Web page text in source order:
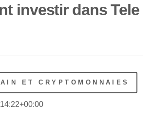
investir dans Tele
ET CRYPTOMONNAIES